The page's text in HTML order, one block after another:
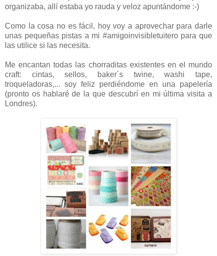
organizaba, allí estaba yo rauda y veloz apuntándome :-)
Como la cosa no es fácil, hoy voy a aprovechar para darle
unas pequeñas pistas a mi #amigoinvisibletuitero para que
las utilice si las necesita.
Me encantan todas las chorraditas existentes en el mundo
craft: cintas, sellos, baker´s twine, washi tape,
troqueladoras,... soy feliz perdiéndome en una papelería
(pronto os hablaré de la que descubrí en mi última visita a
Londres).